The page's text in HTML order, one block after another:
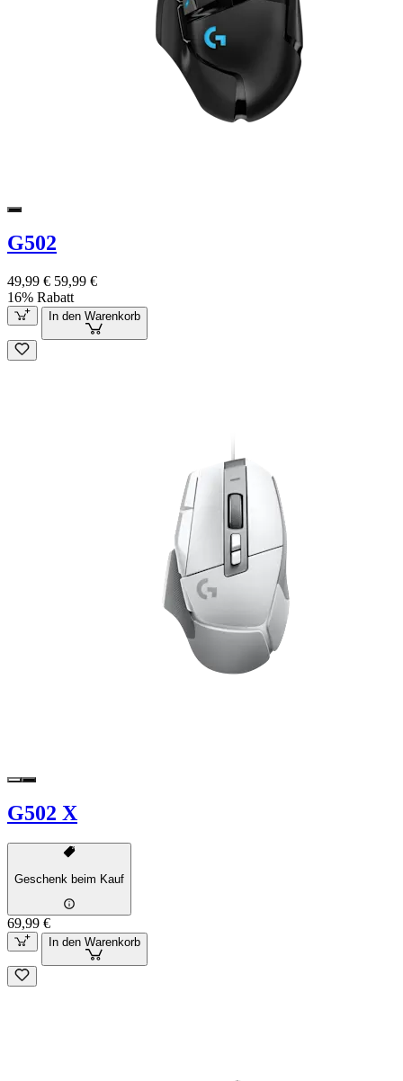
G502
49,99 € 59,99 €
16% Rabatt
In den Warenkorb
G502 X
Geschenk beim Kauf
69,99 €
In den Warenkorb